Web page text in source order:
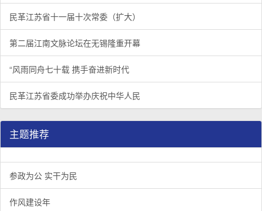
民革江苏省十一届十次常委（扩大）
第二届江南文脉论坛在无锡隆重开幕
“风雨同舟七十载 携手奋进新时代
民革江苏省委成功举办庆祝中华人民
主题推荐
参政为公 实干为民
作风建设年